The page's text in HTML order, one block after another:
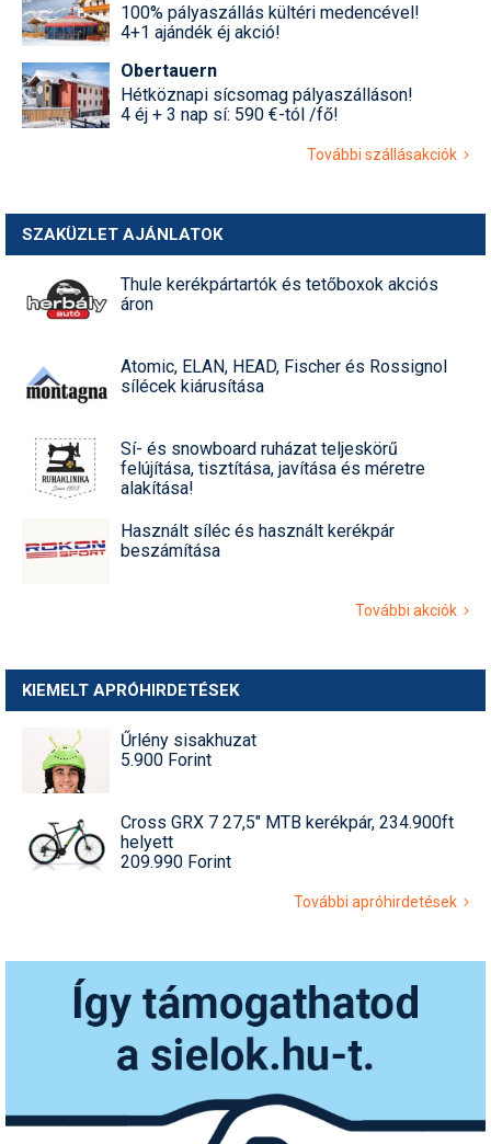
100% pályaszállás kültéri medencével!
4+1 ajándék éj akció!
Obertauern
Hétköznapi sícsomag pályaszálláson!
4 éj + 3 nap sí: 590 €-tól /fő!
További szállásakciók
SZAKÜZLET AJÁNLATOK
Thule kerékpártartók és tetőboxok akciós
áron
Atomic, ELAN, HEAD, Fischer és Rossignol
sílécek kiárusítása
Sí- és snowboard ruházat teljeskörű
felújítása, tisztítása, javítása és méretre
alakítása!
Használt síléc és használt kerékpár
beszámítása
További akciók
KIEMELT APRÓHIRDETÉSEK
Űrlény sisakhuzat
5.900 Forint
Cross GRX 7 27,5" MTB kerékpár, 234.900ft
helyett
209.990 Forint
További apróhirdetések